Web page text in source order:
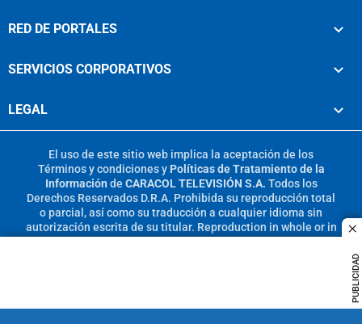
PUBLICIDAD
RED DE PORTALES
SERVICIOS CORPORATIVOS
LEGAL
El uso de este sitio web implica la aceptación de los
Términos y condicionesy Políticas de Tratamiento de la
Información de CARACOL TELEVISIÓN S.A. Todos los
Derechos Reservados D.R.A. Prohibida su reproducción total
o parcial, así como su traducción a cualquier idioma sin
autorización escrita de su titular. Reproduction in whole or in